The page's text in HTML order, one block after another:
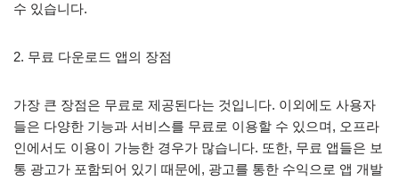
수 있습니다.
2. 무료 다운로드 앱의 장점
가장 큰 장점은 무료로 제공된다는 것입니다. 이외에도 사용자
들은 다양한 기능과 서비스를 무료로 이용할 수 있으며, 오프라
인에서도 이용이 가능한 경우가 많습니다. 또한, 무료 앱들은 보
통 광고가 포함되어 있기 때문에, 광고를 통한 수익으로 앱 개발